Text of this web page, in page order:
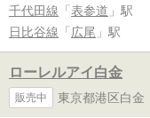
千代田線 「 表参道 」駅
日比谷線 「 広尾 」駅
ローレルアイ白金
販売中 東京都港区白金